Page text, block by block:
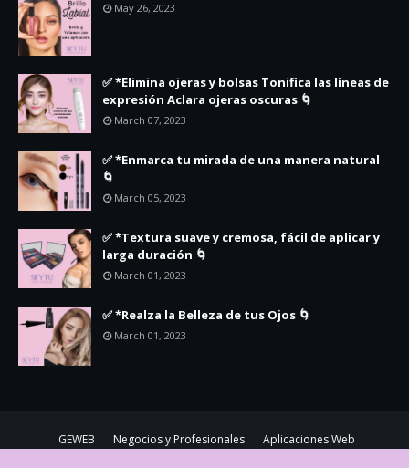
May 26, 2023
✅ *Elimina ojeras y bolsas Tonifica las líneas de
expresión Aclara ojeras oscuras 🌀
March 07, 2023
✅ *Enmarca tu mirada de una manera natural
🌀
March 05, 2023
✅ *Textura suave y cremosa, fácil de aplicar y
larga duración 🌀
March 01, 2023
✅ *Realza la Belleza de tus Ojos 🌀
March 01, 2023
GEWEB Negocios y Profesionales
Aplicaciones Web